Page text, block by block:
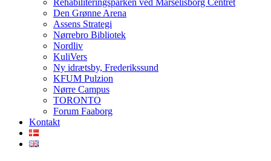
Den Grønne Arena
Assens Strategi
Nørrebro Bibliotek
Nordliv
KuliVers
Ny idrætsby, Frederikssund
KFUM Pulzion
Nørre Campus
TORONTO
Forum Faaborg
Kontakt